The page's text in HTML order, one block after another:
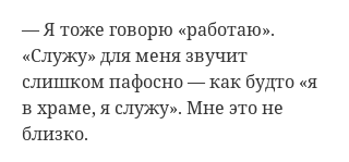
— Я тоже говорю «работаю».
«Служу» для меня звучит
слишком пафосно — как будто «я
в храме, я служу». Мне это не
близко.